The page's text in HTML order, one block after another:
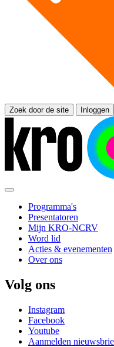
Zoek door de site Inloggen
Programma's
Presentatoren
Mijn KRO-NCRV
Word lid
Acties & evenementen
Over ons
Volg ons
Instagram
Facebook
Youtube
Aanmelden